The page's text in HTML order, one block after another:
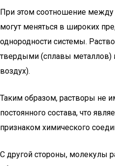
При этом соотношение между
могут меняться в широких
однородности системы.
твердыми (сплавы металлов)
воздух).
Таким образом, растворы не
постоянного состава, что
признаком химического
С другой стороны, молекулы